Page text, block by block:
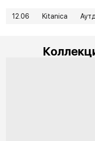
12.06 Kitanica